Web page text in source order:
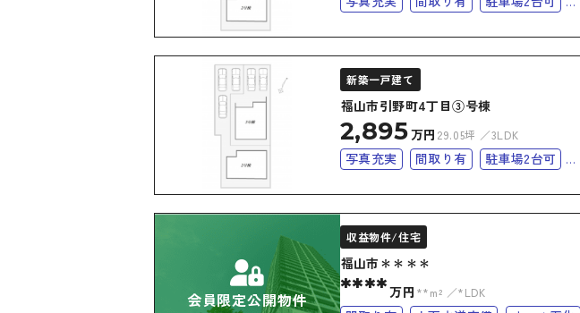
新築一戸建て
福山市引野町4丁目③号棟
2,895万円 29.05坪 3LDK
写真充実 間取り有
駐車場2台可
オール電化住宅
会員限定公開物件
収益物件/住宅
福山市＊＊＊＊
****万円 **m² *LDK